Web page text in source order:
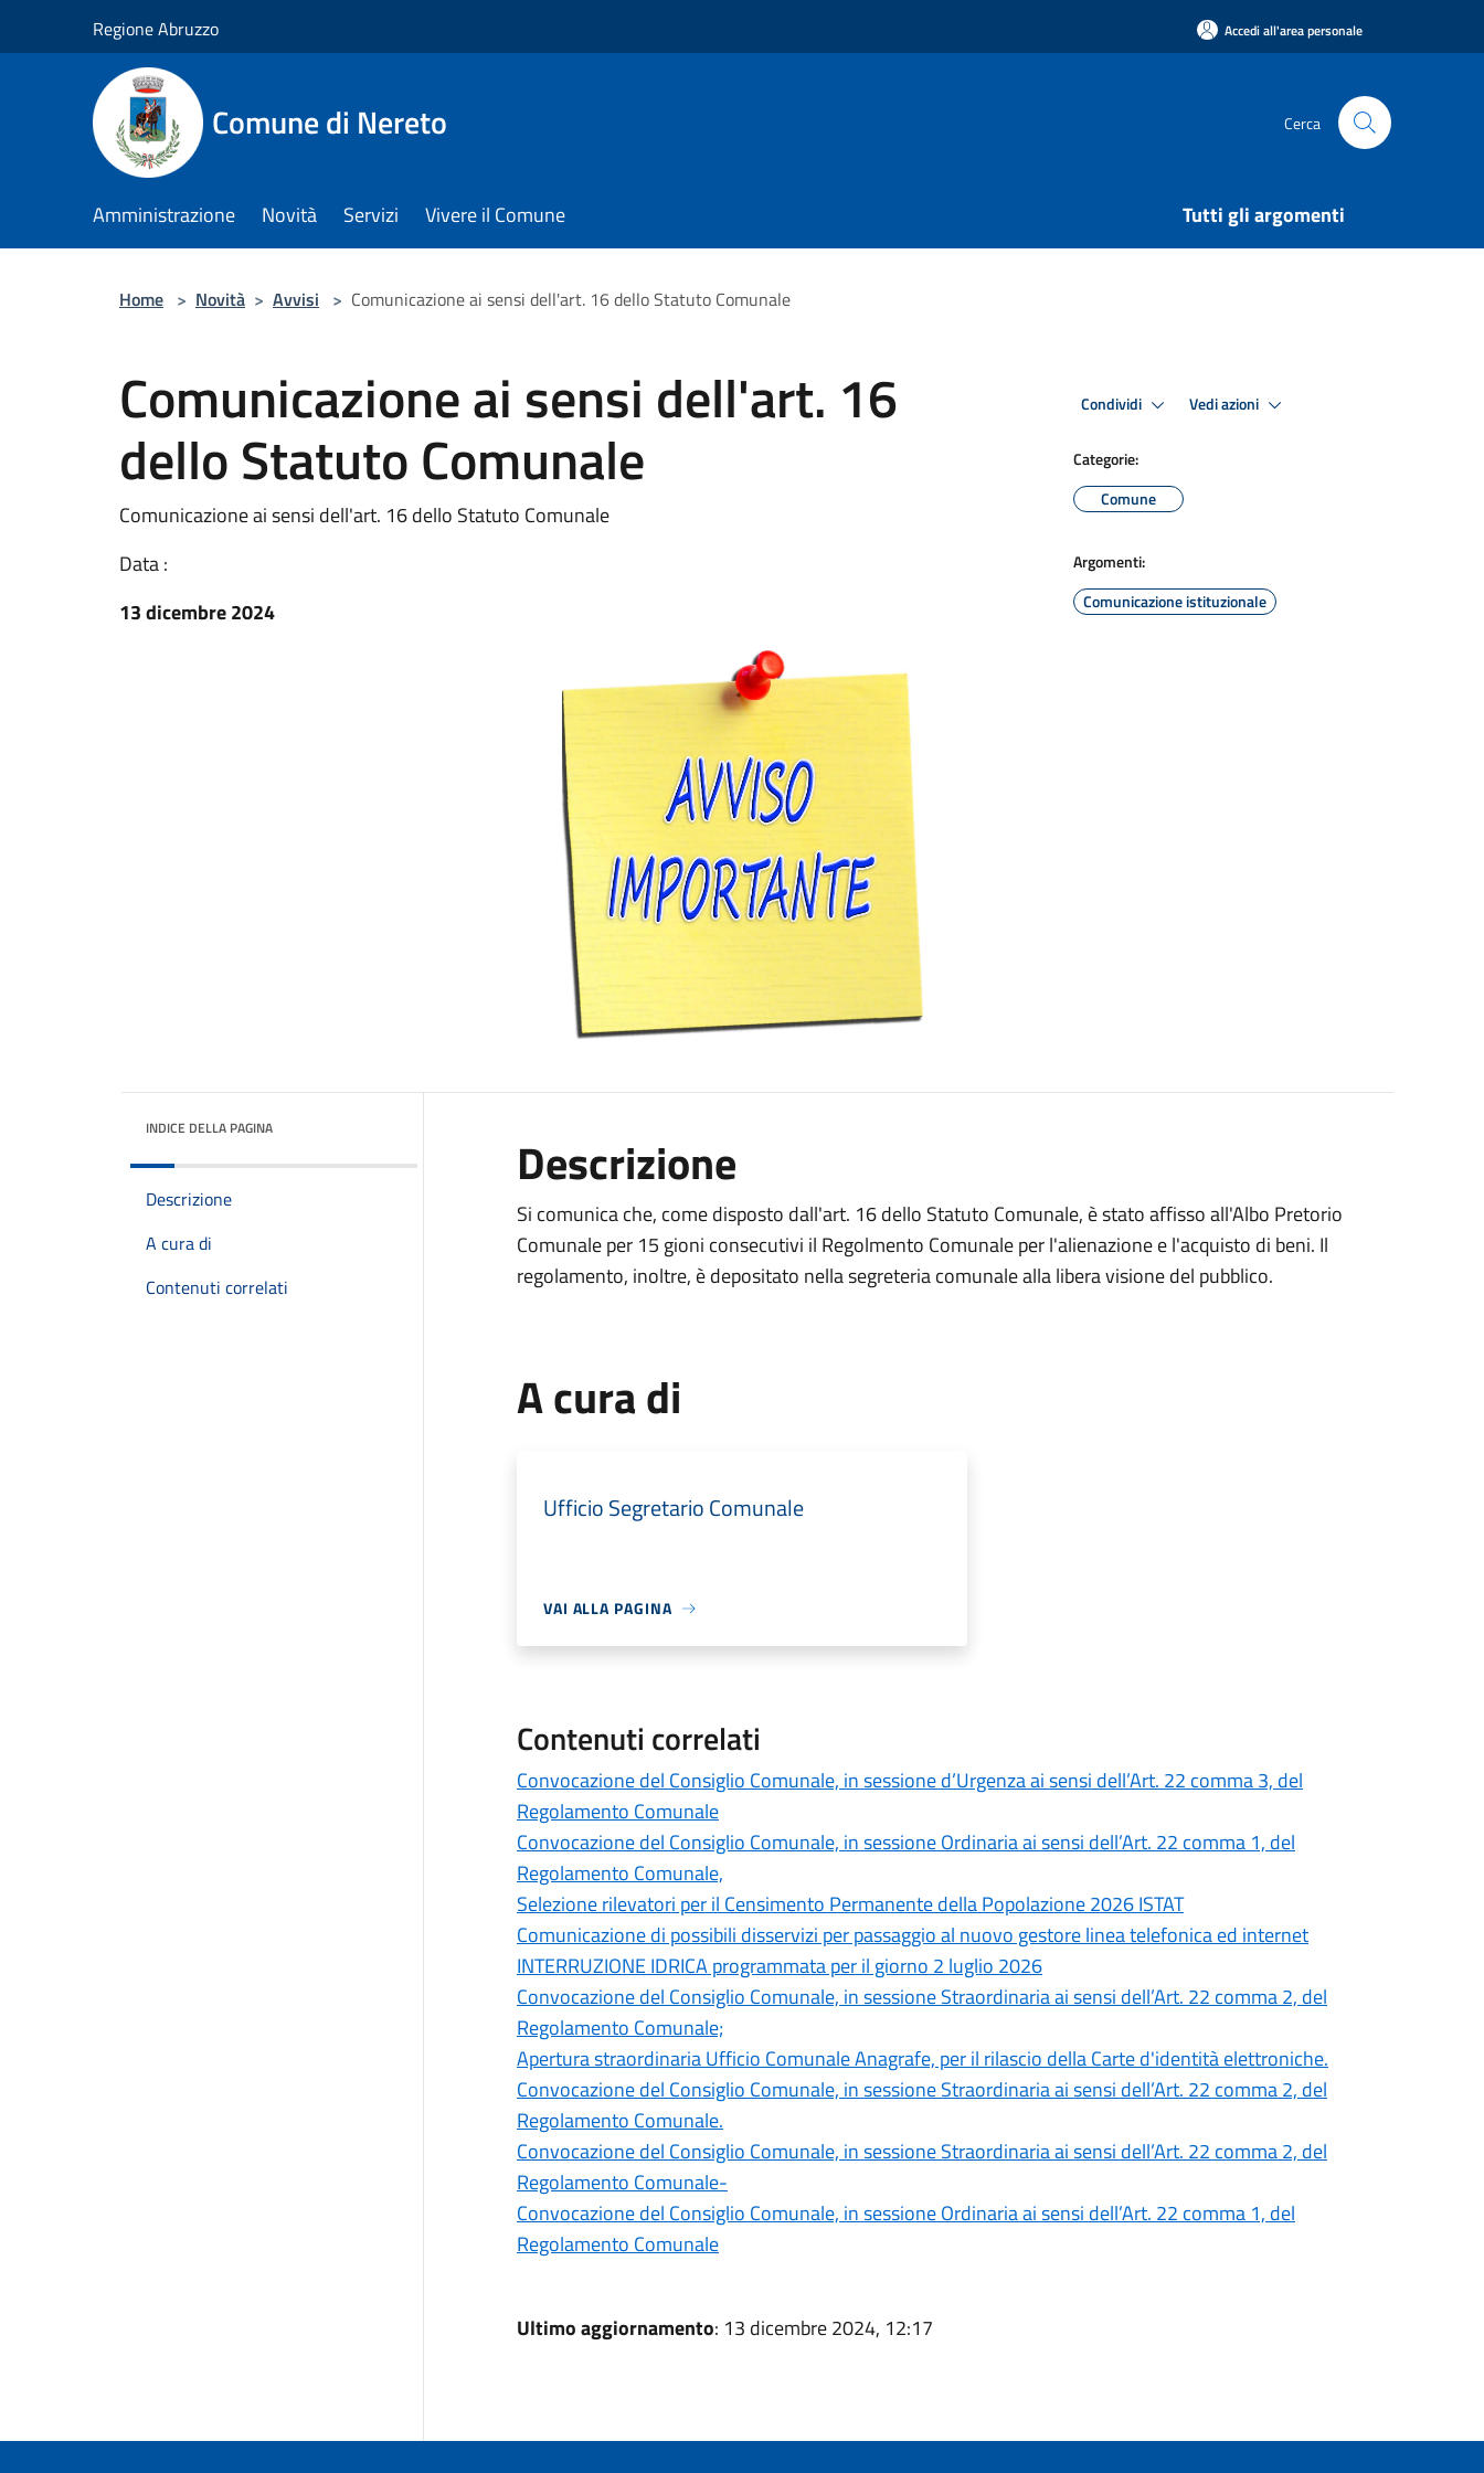
Regione Abruzzo Accedi all'area personale
Comune di Nereto Cerca
Amministrazione Novità Servizi Vivere il Comune Tutti gli argomenti
Home > Novità > Avvisi > Comunicazione ai sensi dell'art. 16 dello Statuto Comunale
Comunicazione ai sensi dell'art. 16
dello Statuto Comunale
Comunicazione ai sensi dell'art. 16 dello Statuto Comunale
Data :
13 dicembre 2024
Condividi Vedi azioni
Categorie:
Comune
Argomenti:
Comunicazione istituzionale
INDICE DELLA PAGINA
Descrizione
A cura di
Contenuti correlati
Descrizione
Si comunica che, come disposto dall'art. 16 dello Statuto Comunale, è stato affisso all'Albo Pretorio
Comunale per 15 gioni consecutivi il Regolmento Comunale per l'alienazione e l'acquisto di beni. Il
regolamento, inoltre, è depositato nella segreteria comunale alla libera visione del pubblico.
A cura di
Ufficio Segretario Comunale
VAI ALLA PAGINA
Contenuti correlati
Convocazione del Consiglio Comunale, in sessione d’Urgenza ai sensi dell’Art. 22 comma 3, del
Regolamento Comunale
Convocazione del Consiglio Comunale, in sessione Ordinaria ai sensi dell’Art. 22 comma 1, del
Regolamento Comunale,
Selezione rilevatori per il Censimento Permanente della Popolazione 2026 ISTAT
Comunicazione di possibili disservizi per passaggio al nuovo gestore linea telefonica ed internet
INTERRUZIONE IDRICA programmata per il giorno 2 luglio 2026
Convocazione del Consiglio Comunale, in sessione Straordinaria ai sensi dell’Art. 22 comma 2, del
Regolamento Comunale;
Apertura straordinaria Ufficio Comunale Anagrafe, per il rilascio della Carte d'identità elettroniche.
Convocazione del Consiglio Comunale, in sessione Straordinaria ai sensi dell’Art. 22 comma 2, del
Regolamento Comunale.
Convocazione del Consiglio Comunale, in sessione Straordinaria ai sensi dell’Art. 22 comma 2, del
Regolamento Comunale-
Convocazione del Consiglio Comunale, in sessione Ordinaria ai sensi dell’Art. 22 comma 1, del
Regolamento Comunale
Ultimo aggiornamento: 13 dicembre 2024, 12:17